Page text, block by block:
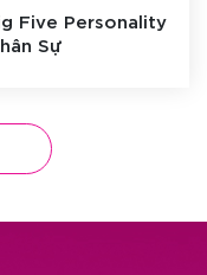
Five Personality
Sự